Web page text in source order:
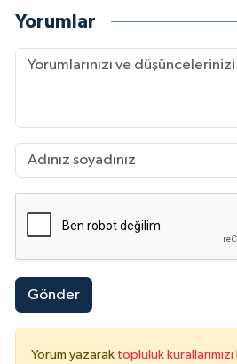
Yorumlar
Gönder
Yorum yazarak topluluk kurallarımızı